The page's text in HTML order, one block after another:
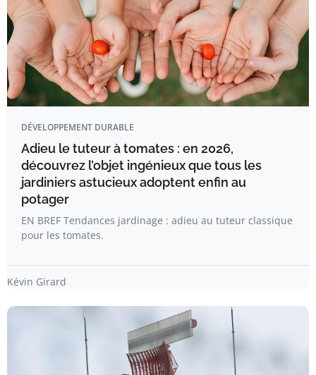
DÉVELOPPEMENT DURABLE
Adieu le tuteur à tomates : en 2026,
découvrez l’objet ingénieux que tous les
jardiniers astucieux adoptent enfin au
potager
EN BREF Tendances jardinage : adieu au tuteur classique
pour les tomates.
Kévin Girard